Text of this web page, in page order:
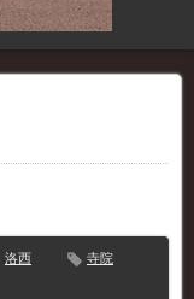
洛西 寺院